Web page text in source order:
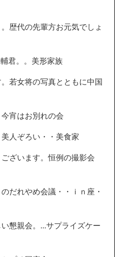
歴代の先輩方お元気でしょ
君。。美形家族
若女将の写真とともに中国
宵はお別れの会
人ぞろい・・美食家
ざいます。恒例の撮影会
だれやめ会議・・ｉｎ座・
懇親会。...サプライズケー